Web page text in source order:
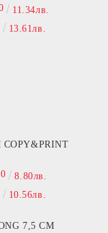
11.34лв.
13.61лв.
8.80лв.
10.56лв.
7,5 СМ